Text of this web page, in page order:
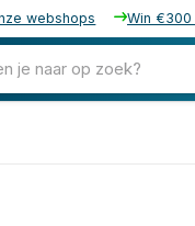
webshops Win
je naar op zoek?